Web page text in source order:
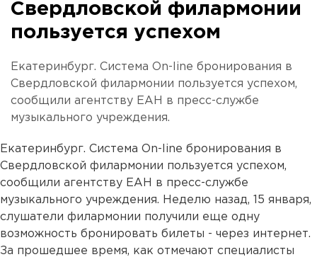
Свердловской филармонии
пользуется успехом
Екатеринбург. Система On-line бронирования в
Свердловской филармонии пользуется успехом,
сообщили агентству ЕАН в пресс-службе
музыкального учреждения.
Екатеринбург. Система On-line бронирования в
Свердловской филармонии пользуется успехом,
сообщили агентству ЕАН в пресс-службе
музыкального учреждения. Неделю назад, 15 января,
слушатели филармонии получили еще одну
возможность бронировать билеты - через интернет.
За прошедшее время, как отмечают специалисты